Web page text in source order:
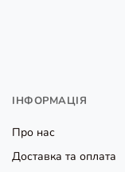
ІНФОРМАЦІЯ
Про нас
Доставка та оплата